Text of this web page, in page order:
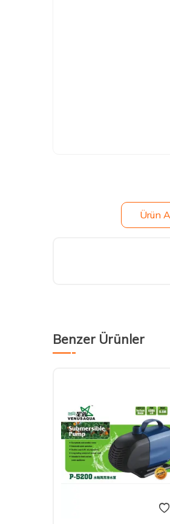
Ürün
Benzer Ürünler